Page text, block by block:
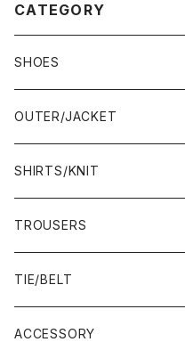
CATEGORY
SHOES
21.5-22.0 cm
22.0-22.5 cm
22.5-23.0 cm
23.0-23.5 cm
23.5-24.0 cm
OUTER/JACKET
SHIRTS/KNIT
TROUSERS
TIE/BELT
ACCESSORY